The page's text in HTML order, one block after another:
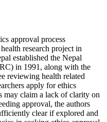
approval process
research project in
established the Nepal
in 1991, along with the
reviewing health related
apply for ethics
may claim a lack of clarity on
approval, the authors
clear if explored and